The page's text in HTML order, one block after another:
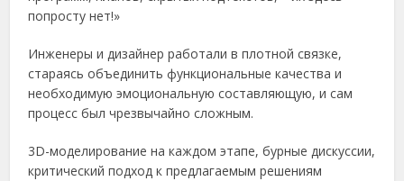
попросту нет!»
Инженеры и дизайнер работали в плотной связке,
стараясь объединить функциональные качества и
необходимую эмоциональную составляющую, и сам
процесс был чрезвычайно сложным.
3D-моделирование на каждом этапе, бурные дискуссии,
критический подход к предлагаемым решениям